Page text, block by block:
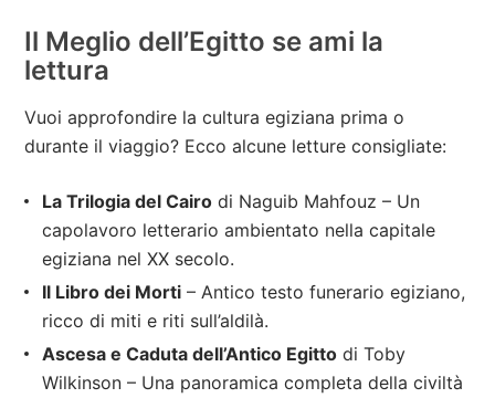
Il Meglio dell’Egitto se ami la
lettura
Vuoi approfondire la cultura egiziana prima o
durante il viaggio? Ecco alcune letture consigliate:
La Trilogia del Cairo di Naguib Mahfouz – Un
capolavoro letterario ambientato nella capitale
egiziana nel XX secolo.
Il Libro dei Morti – Antico testo funerario egiziano,
ricco di miti e riti sull’aldilà.
Ascesa e Caduta dell’Antico Egitto di Toby
Wilkinson – Una panoramica completa della civiltà